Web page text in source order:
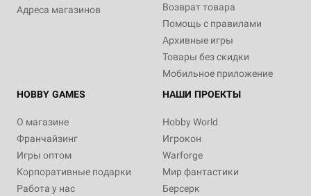
Адреса магазинов
Возврат товара
Помощь с правилами
Архивные игры
Товары без скидки
Мобильное приложение
HOBBY GAMES
О магазине
Франчайзинг
Игры оптом
Корпоративные подарки
Работа у нас
НАШИ ПРОЕКТЫ
Hobby World
Игрокон
Warforge
Мир фантастики
Берсерк